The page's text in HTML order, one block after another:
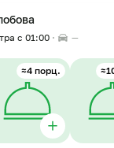
c 01:00 —
≈4 порц.